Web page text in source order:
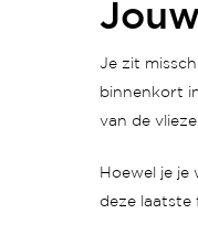
Je zit
binnenkort
van de
Hoewel je je
deze laatste